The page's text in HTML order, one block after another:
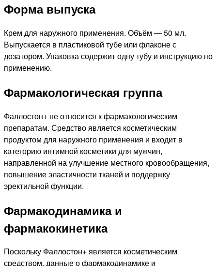
Форма выпуска
Крем для наружного применения. Объём — 50 мл.
Выпускается в пластиковой тубе или флаконе с
дозатором. Упаковка содержит одну тубу и инструкцию по
применению.
Фармакологическая группа
Фаллостон+ не относится к фармакологическим
препаратам. Средство является косметическим
продуктом для наружного применения и входит в
категорию интимной косметики для мужчин,
направленной на улучшение местного кровообращения,
повышение эластичности тканей и поддержку
эректильной функции.
Фармакодинамика и
фармакокинетика
Поскольку Фаллостон+ является косметическим
средством, данные о фармакодинамике и